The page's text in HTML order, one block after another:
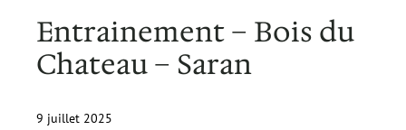
Entrainement – Bois du
Chateau – Saran
9 juillet 2025